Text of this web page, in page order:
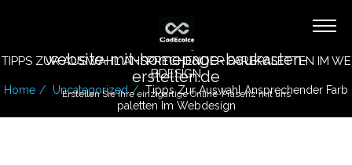
website-mit-homepage-baukasten-
erstellen.de
Erstellen Sie Ihre einzigartige Online-Präsenz mit uns
TIPPS ZUR AUSWAHL ANSPRECHENDER FARBPALETTEN IM WE
BDESIGN
Home Uncategorized
Tipps Zur Auswahl Ansprechender Farb
Paletten Im Webdesign